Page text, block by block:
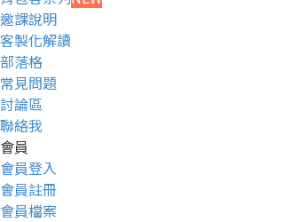
邀課說明
客製化解讀
部落格
常見問題
討論區
聯絡我
會員
會員登入
會員註冊
會員檔案